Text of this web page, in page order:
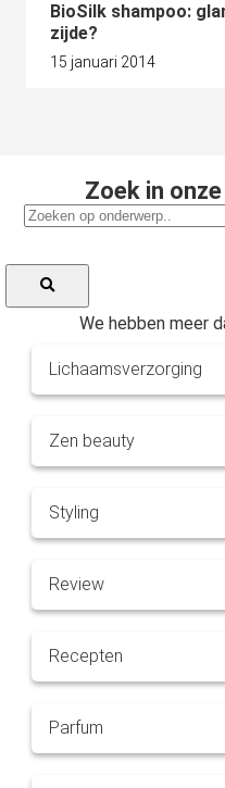
BioSilk shampoo:
zijde?
15 januari 2014
Zoek in
We hebben meer
Lichaamsverzorging
Zen beauty
Styling
Review
Recepten
Parfum